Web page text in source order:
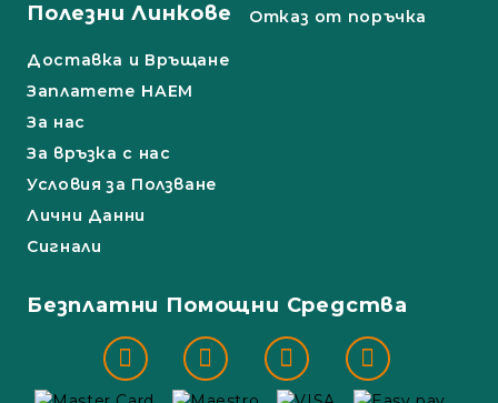
Полезни Линкове
Доставка и Връщане
Заплатете НАЕМ
За нас
За връзка с нас
Условия за Ползване
Лични Данни
Сигнали
Отказ от поръчка
Безплатни Помощни Средства